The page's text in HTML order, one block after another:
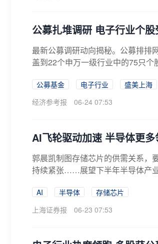
公募扎堆调研 电子行业个
最新公募调研动向揭秘。公募排排
盖到22个申万一级行业中的75只
公募基金 电子行业
盛美上海
经济参考报
06-24 07:53
AI飞轮驱动加速 半导体更
郭晨凯制图存储芯片的供需关系，
持续紧张……展望下半年半导体产
AI 半导体
存储芯片
上海证券报
06-23 07:53